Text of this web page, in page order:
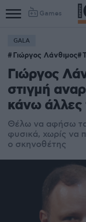
Games
GALA
Γιώργος Λάνθιμος
Γιώργος
στιγμή
κάνω άλλες
Θέλω να αφήσω
φυσικά, χωρίς να
ο σκηνοθέτης